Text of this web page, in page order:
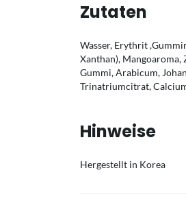
Zutaten
Wasser, Erythrit
Xanthan),
Gummi, Arabicum,
Trinatriumcitrat,
Hinweise
Hergestellt in Korea